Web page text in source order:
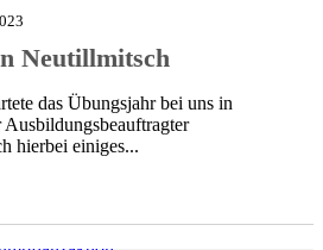
Neutillmitsch
das Übungsjahr bei uns in
hierbei einiges...